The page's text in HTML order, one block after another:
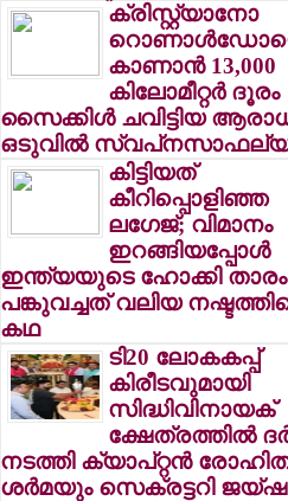
ക്രിസ്റ്റ്യാനോ
കാണാന്‍ 13,000
കിലോമീറ്റര്‍ ദൂരം
സൈക്കിള്‍ ചവിട്ടിയ
ഒടുവില്‍
കിട്ടിയത്
കീറിപ്പൊളിഞ്ഞ
ലഗേജ്; വിമാനം
ഇറങ്ങിയപ്പോള്‍
ഇന്ത്യയുടെ ഹോക്കി താരം
പങ്കുവച്ചത് വലിയ
കഥ
ടി20 ലോകകപ്പ്
കിരീടവുമായി
സിദ്ധിവിനായക്
ക്ഷേത്രത്തില്‍
നടത്തി ക്യാപ്റ്റന്‍
ശര്‍മയും സെക്രട്ടറി